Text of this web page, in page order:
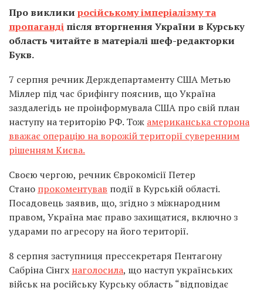
Про виклики російському імперіалізму та
пропаганді після вторгнення України в Курську
область читайте в матеріалі шеф-редакторки
Букв.
7 серпня речник Держдепартаменту США Метью
Міллер під час брифінгу пояснив, що Україна
заздалегідь не проінформувала США про свій план
наступу на територію РФ. Тож американська сторона
вважає операцію на ворожій території суверенним
рішенням Києва.
Своєю чергою, речник Єврокомісії Петер
Стано прокоментував події в Курській області.
Посадовець заявив, що, згідно з міжнародним
правом, Україна має право захищатися, включно з
ударами по агресору на його території.
8 серпня заступниця прессекретаря Пентагону
Сабріна Сінгх наголосила, що наступ українських
військ на російську Курську область “відповідає